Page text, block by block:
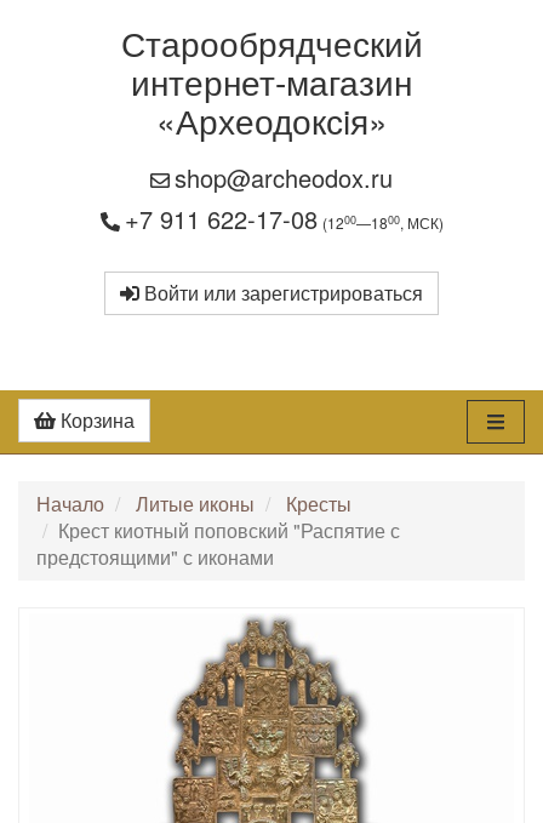
Старообрядческий
интернет-магазин
«Археодоксiя»
shop@archeodox.ru
+7 911 622-17-08 (1200—1800, МСК)
Войти или зарегистрироваться
Корзина
Начало Литые иконы
Кресты
Крест киотный поповский "Распятие с
предстоящими" с иконами